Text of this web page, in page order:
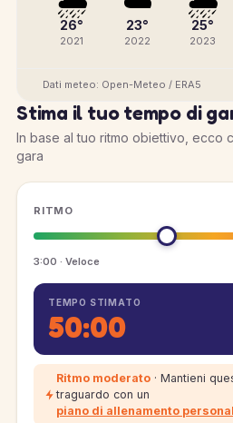
26°
2021
23°
2022
25°
2023
Dati meteo: Open-Meteo / ERA5
Stima il tuo tempo di
In base al tuo ritmo obiettivo, ecco
gara
RITMO
3:00 · Veloce
TEMPO STIMATO
50:00
Ritmo moderato · Mantieni
traguardo con un
piano di allenamento